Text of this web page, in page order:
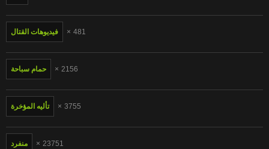
فيديوهات القتال 481
حمام سباحة 2156
تأليه المؤخرة 3755
منفرد 23751